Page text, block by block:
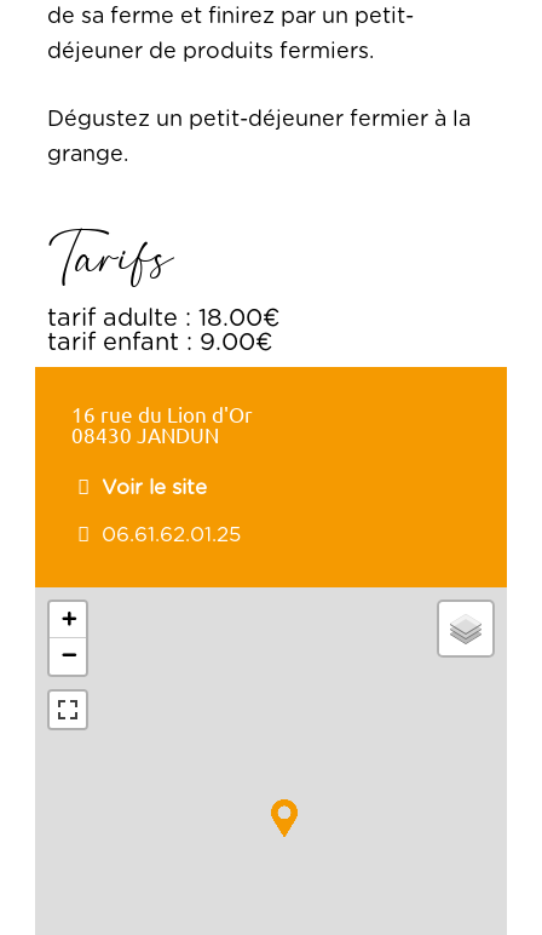
de sa ferme et finirez par un petit-
déjeuner de produits fermiers.
Dégustez un petit-déjeuner fermier à la
grange.
Tarifs
tarif adulte : 18.00€
tarif enfant : 9.00€
16 rue du Lion d'Or
08430 JANDUN
Voir le site
06.61.62.01.25
+
−